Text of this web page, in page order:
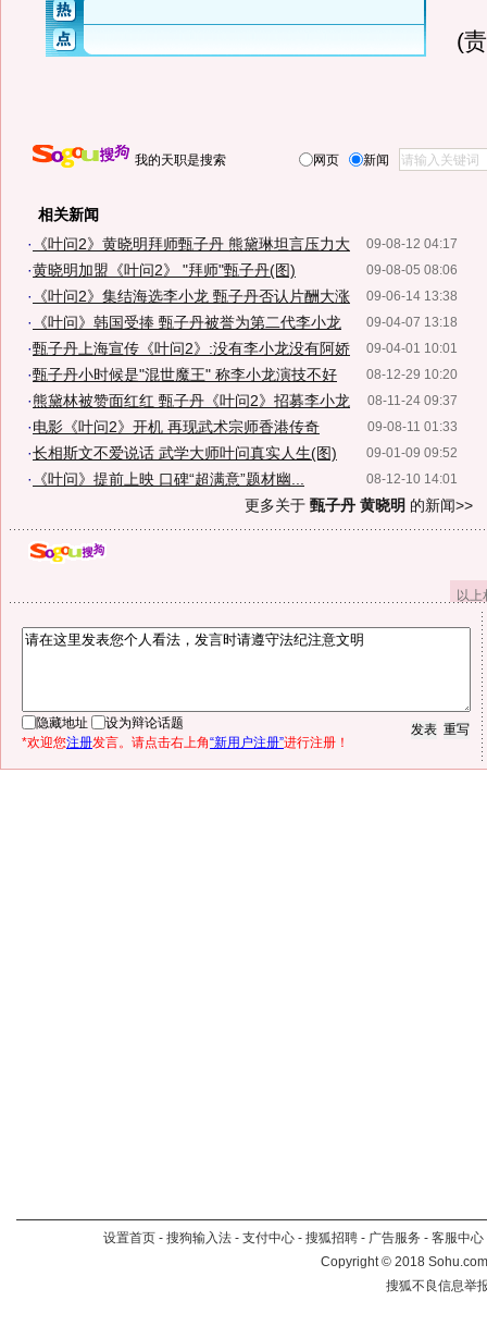
(
我的天职是搜索 网页 新闻
相关新闻
09-08-12 04:17
· 《叶问2》黄晓明拜师甄子丹 熊黛琳坦言压力大
09-08-05 08:06
·黄晓明加盟《叶问2》 "拜师"甄子丹(图)
09-06-14 13:38
· 《叶问2》集结海选李小龙 甄子丹否认片酬大涨
09-04-07 13:18
· 《叶问》韩国受捧 甄子丹被誉为第二代李小龙
09-04-01 10:01
·甄子丹上海宣传《叶问2》:没有李小龙没有阿娇
08-12-29 10:20
·甄子丹小时候是"混世魔王" 称李小龙演技不好
08-11-24 09:37
·熊黛林被赞面红红 甄子丹《叶问2》招募李小龙
09-08-11 01:33
·电影《叶问2》开机 再现武术宗师香港传奇
09-01-09 09:52
·长相斯文不爱说话 武学大师叶问真实人生(图)
08-12-10 14:01
·
《叶问》提前上映 口碑“超满意”题材幽...
更多关于 甄子丹 黄晓明 的新闻>>
以
隐藏地址
设为辩论话题
*欢迎您注册发言。请点击右上角“新用户注册”进行注册！
设置首页 - 搜狗输入法 - 支付中心 - 搜狐招聘 - 广告服务 - 客服中心
Copyright©2018
搜狐不良信息举